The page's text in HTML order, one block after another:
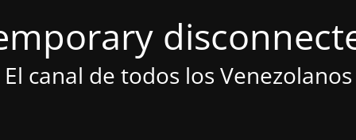
El canal de todos los Venezolanos